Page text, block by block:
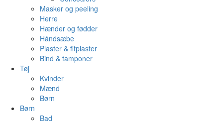
Masker og peeling
Herre
Hænder og fødder
Håndsæbe
Plaster & fitplaster
Bind & tamponer
Tøj
Kvinder
Mænd
Børn
Børn
Bad